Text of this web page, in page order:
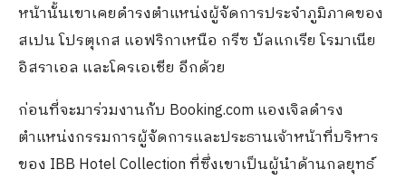
หน้านั้นเขาเคยดำรงตำแหน่งผู้จัดการประจำภูมิภาคของ
สเปน โปรตุเกส แอฟริกาเหนือ กรีซ บัลแกเรีย โรมาเนีย
อิสราเอล และโครเอเชีย อีกด้วย
ก่อนที่จะมาร่วมงานกับ Booking.com แองเจิลดำรง
ตำแหน่งกรรมการผู้จัดการและประธานเจ้าหน้าที่บริหาร
ของ IBB Hotel Collection ที่ซึ่งเขาเป็นผู้นำด้านกลยุทธ์